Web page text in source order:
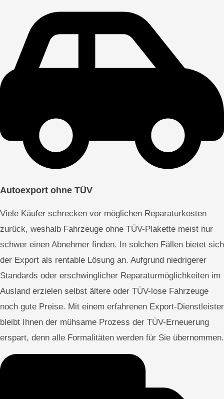
Autoexport ohne TÜV
Viele Käufer schrecken vor möglichen Reparaturkosten
zurück, weshalb Fahrzeuge ohne TÜV-Plakette meist nur
schwer einen Abnehmer finden. In solchen Fällen bietet sich
der Export als rentable Lösung an. Aufgrund niedrigerer
Standards oder erschwinglicher Reparaturmöglichkeiten im
Ausland erzielen selbst ältere oder TÜV-lose Fahrzeuge
noch gute Preise. Mit einem erfahrenen Export-Dienstleister
bleibt Ihnen der mühsame Prozess der TÜV-Erneuerung
erspart, denn alle Formalitäten werden für Sie übernommen.